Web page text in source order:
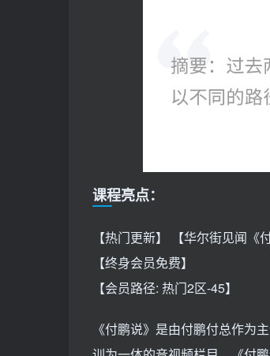
课程亮点：
【热门更新】 【华尔街见闻《
【终身会员免费】
【会员路径: 热门2区-45】
《付鹏说》是由付鹏付总作为